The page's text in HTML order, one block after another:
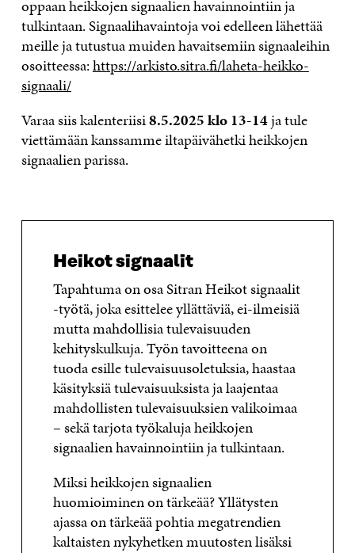
oppaan heikkojen signaalien havainnointiin ja
tulkintaan. Signaalihavaintoja voi edelleen lähettää
meille ja tutustua muiden havaitsemiin signaaleihin
osoitteessa:https://arkisto.sitra.fi/laheta-heikko-
signaali/
Varaa siis kalenteriisi8.5.2025 klo 13-14ja tule
viettämään kanssamme iltapäivähetki heikkojen
signaalien parissa.
Heikot signaalit
Tapahtuma on osa Sitran Heikot signaalit
-työtä, joka esittelee yllättäviä, ei-ilmeisiä
mutta mahdollisia tulevaisuuden
kehityskulkuja. Työn tavoitteena on
tuoda esille tulevaisuusoletuksia, haastaa
käsityksiä tulevaisuuksista ja laajentaa
mahdollisten tulevaisuuksien valikoimaa
– sekä tarjota työkaluja heikkojen
signaalien havainnointiin ja tulkintaan.
Miksi heikkojen signaalien
huomioiminen on tärkeää? Yllätysten
ajassa on tärkeää pohtia megatrendien
kaltaisten nykyhetken muutosten lisäksi